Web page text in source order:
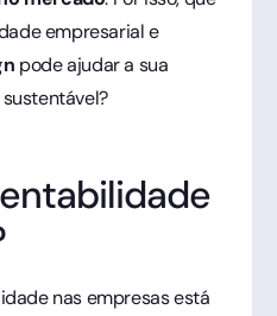
empresarial e
pode ajudar a sua
nas empresas está